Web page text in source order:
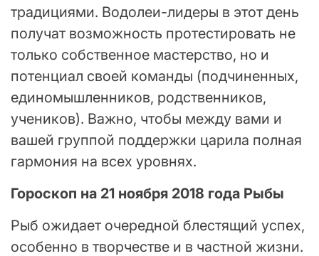
традициями. Водолеи-лидеры в этот день
получат возможность протестировать не
только собственное мастерство, но и
потенциал своей команды (подчиненных,
единомышленников, родственников,
учеников). Важно, чтобы между вами и
вашей группой поддержки царила полная
гармония на всех уровнях.
Гороскоп на 21 ноября 2018 года Рыбы
Рыб ожидает очередной блестящий успех,
особенно в творчестве и в частной жизни.